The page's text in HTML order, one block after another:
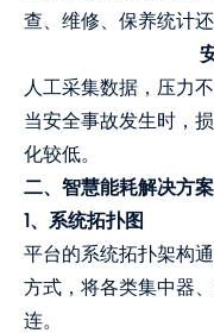
查、维修、保养统计还
人工采集数据，压力
当安全事故发生时，
化较低。
二、智慧能耗解决方案
1、系统拓扑图
平台的系统拓扑架构
方式，将各类集中器
连。